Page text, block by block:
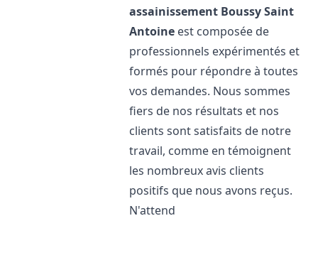
assainissement Boussy Saint
Antoine est composée de
professionnels expérimentés et
formés pour répondre à toutes
vos demandes. Nous sommes
fiers de nos résultats et nos
clients sont satisfaits de notre
travail, comme en témoignent
les nombreux avis clients
positifs que nous avons reçus.
N'attend